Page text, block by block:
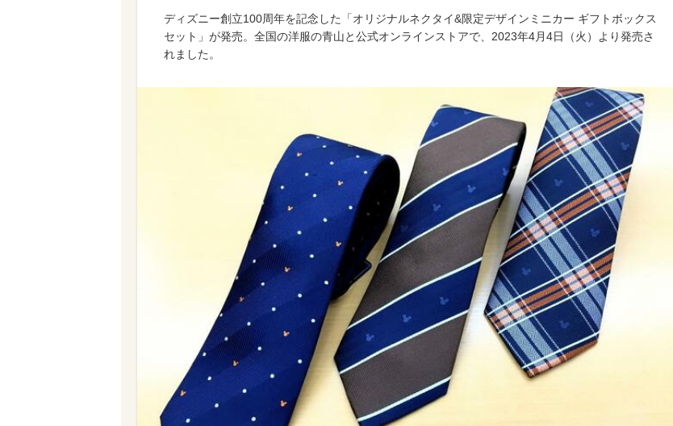
ディズニー創立100周年を記念した「オリジナルネクタイ&限定デザインミニカー ギフトボックス
セット」が発売。全国の洋服の青山と公式オンラインストアで、2023年4月4日（火）より発売さ
れました。